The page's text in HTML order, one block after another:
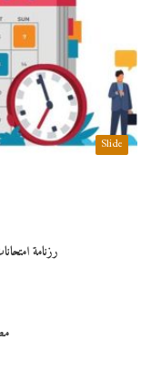
Slide
رزنامة